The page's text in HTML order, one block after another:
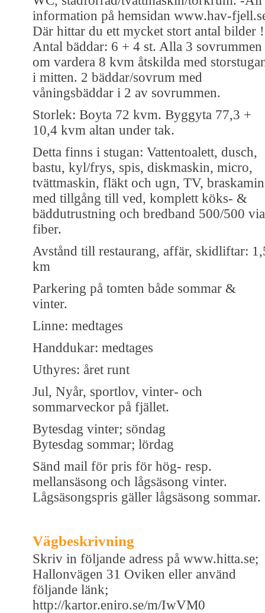
information på hemsidan www.hav-
Där hittar du ett mycket stort antal bilder !
Antal bäddar: 6 + 4 st. Alla 3 sovrummen
om vardera 8 kvm åtskilda med
i mitten. 2 bäddar/sovrum med
våningsbäddar i 2 av sovrummen.
Storlek: Boyta 72 kvm. Byggyta 77,3 +
10,4 kvm altan under tak.
Detta finns i stugan: Vattentoalett, dusch,
bastu, kyl/frys, spis, diskmaskin, micro,
tvättmaskin, fläkt och ugn, TV, braskamin
med tillgång till ved, komplett köks- &
bäddutrustning och bredband 500/500 via
fiber.
Avstånd till restaurang, affär, skidliftar:
km
Parkering på tomten både sommar &
vinter.
Linne: medtages
Handdukar: medtages
Uthyres: året runt
Jul, Nyår, sportlov, vinter- och
sommarveckor på fjället.
Bytesdag vinter; söndag
Bytesdag sommar; lördag
Sänd mail för pris för hög- resp.
mellansäsong och lågsäsong vinter.
Lågsäsongspris gäller lågsäsong sommar.
Vägbeskrivning
Skriv in följande adress på www.hitta.se;
Hallonvägen 31 Oviken eller använd
följande länk;
http://kartor.eniro.se/m/IwVM0